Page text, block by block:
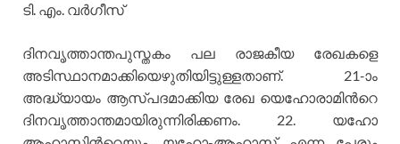
ടി. എം. വര്‍ഗീസ്
ദിനവൃത്താന്തപുസ്തകം പല രാജകീയ രേഖകളെ
അടിസ്ഥാനമാക്കിയെഴുതിയിട്ടുള്ളതാണ്. 21-ാം
അദ്ധ്യായം ആസ്പദമാക്കിയ രേഖ യെഹോരാമിന്‍റെ
ദിനവൃത്താന്തമായിരുന്നിരിക്കണം. 22. യഹോ